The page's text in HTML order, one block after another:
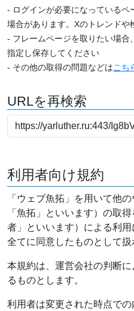
- ログインが必要になっている
場合があります。Xのトレンドや
- フレームページを取りたい場合
指定し保存してください
- その他の取得の問題などはこち
URLを再検索
利用者向け規約
「ウェブ魚拓」を用いて他
「魚拓」といいます）の取
者」といいます）による利
全てに同意したものとして扱
本規約は、運営会社の判断
るものとします。
利用者は変更された時点で